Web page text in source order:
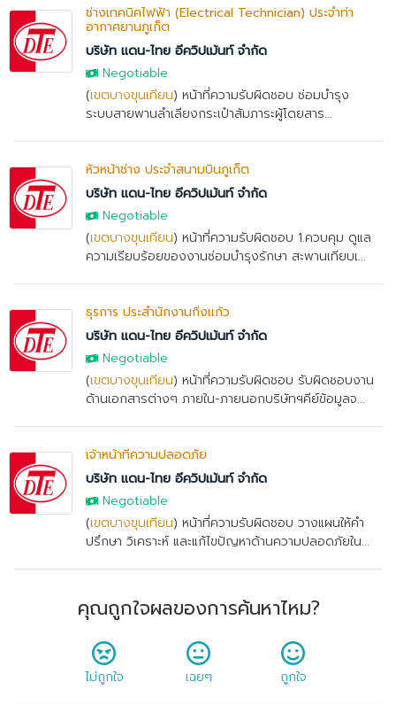
ช่างเทคนิคไฟฟ้า (Electrical Technician) ประจำท่า
อากาศยานภูเก็ต
บริษัท แดน-ไทย อีควิปเม้นท์ จำกัด
Negotiable
(เขตบางขุนเทียน) หน้าที่ความรับผิดชอบ ซ่อมบำรุง
ระบบสายพานลำเลียงกระเป๋าสัมภาระผู้โดยสาร...
หัวหน้าช่าง ประจำสนามบินภูเก็ต
บริษัท แดน-ไทย อีควิปเม้นท์ จำกัด
Negotiable
(เขตบางขุนเทียน) หน้าที่ความรับผิดชอบ 1.ควบคุม ดูแล
ความเรียบร้อยของงานซ่อมบำรุงรักษา สะพานเทียบเ...
ธุรการ ประสำนักงานกิ่งแก้ว
บริษัท แดน-ไทย อีควิปเม้นท์ จำกัด
Negotiable
(เขตบางขุนเทียน) หน้าที่ความรับผิดชอบ รับผิดชอบงาน
ด้านเอกสารต่างๆ ภายใน-ภายนอกบริษัทฯคีย์ข้อมูลจ...
เจ้าหน้าที่ความปลอดภัย
บริษัท แดน-ไทย อีควิปเม้นท์ จำกัด
Negotiable
(เขตบางขุนเทียน) หน้าที่ความรับผิดชอบ วางแผนให้คำ
ปรึกษา วิเคราะห์ และแก้ไขปัญหาด้านความปลอดภัยใน...
คุณถูกใจผลของการค้นหาไหม?
ไม่ถูกใจ เฉยๆ ถูกใจ